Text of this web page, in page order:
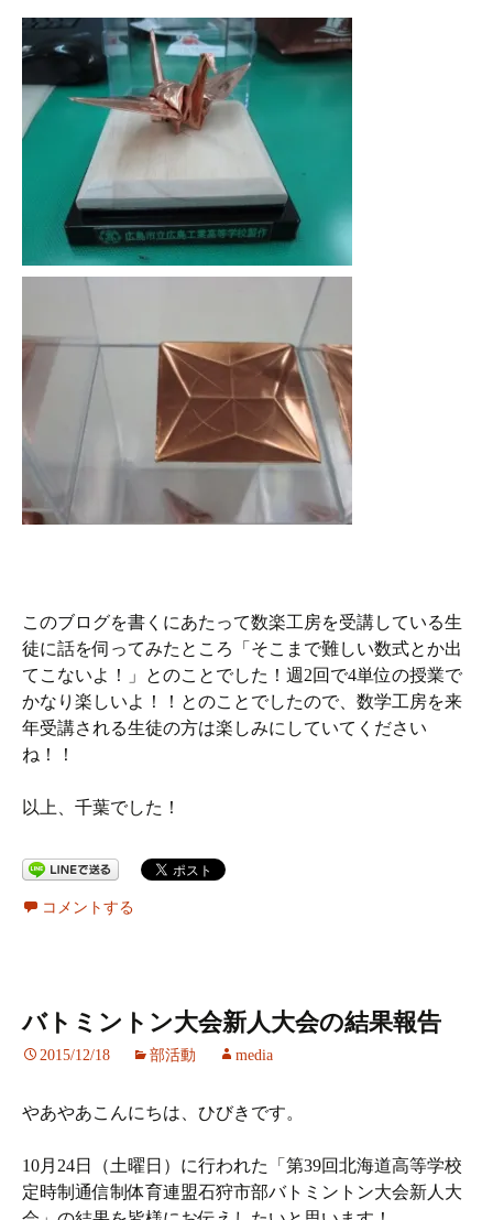
このブログを書くにあたって数楽工房を受講している生
徒に話を伺ってみたところ「そこまで難しい数式とか出
てこないよ！」とのことでした！週2回で4単位の授業で
かなり楽しいよ！！とのことでしたので、数学工房を来
年受講される生徒の方は楽しみにしていてください
ね！！
以上、千葉でした！
コメントする
バトミントン大会新人大会の結果報告
2015/12/18 部活動 media
やあやあこんにちは、ひびきです。
10月24日（土曜日）に行われた「第39回北海道高等学校
定時制通信制体育連盟石狩市部バトミントン大会新人大